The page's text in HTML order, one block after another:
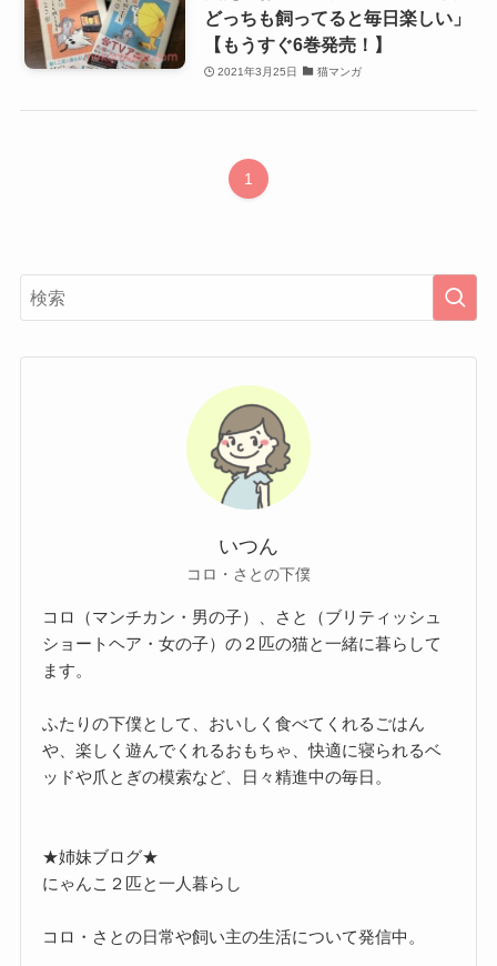
どっちも飼ってると毎日楽しい」
【もうすぐ6巻発売！】
2021年3月25日 猫マンガ
1
いつん
コロ・さとの下僕
コロ（マンチカン・男の子）、さと（ブリティッシュ
ショートヘア・女の子）の２匹の猫と一緒に暮らして
ます。
ふたりの下僕として、おいしく食べてくれるごはん
や、楽しく遊んでくれるおもちゃ、快適に寝られるベ
ッドや爪とぎの模索など、日々精進中の毎日。
★姉妹ブログ★
にゃんこ２匹と一人暮らし
コロ・さとの日常や飼い主の生活について発信中。